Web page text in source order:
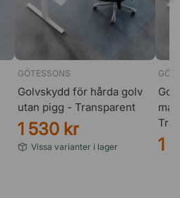
GÖTESSONS
Golvskydd för hårda golv
utan pigg - Transparent
1 530 kr
Vissa varianter i lager 1